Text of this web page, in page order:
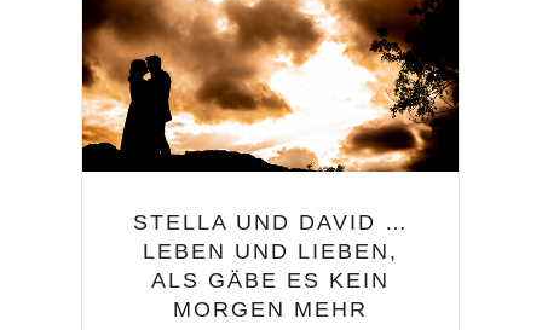
STELLA UND DAVID …
LEBEN UND LIEBEN,
ALS GÄBE ES KEIN
MORGEN MEHR